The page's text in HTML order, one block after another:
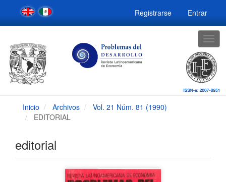
Navegación
principal
Contenido
Barra
lateral
Registrarse Entrar
Inicio Archivos
Vol. 21 Núm. 81 (1990)
EDITORIAL
editorial